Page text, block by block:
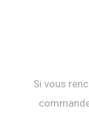
Si vous